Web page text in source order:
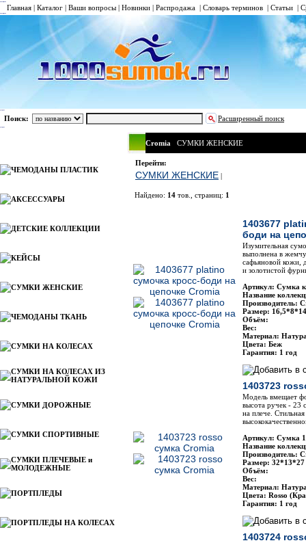
Главная | Каталог | Ваши вопросы | Новинки | Распродажа | Словарь терминов | Статьи |
Поиск: Расширенный поиск
ЧЕМОДАНЫ ПЛАСТИК
АКСЕССУАРЫ
ДЕТСКИЕ КОЛЛЕКЦИИ
КЕЙСЫ
СУМКИ ЖЕНСКИЕ
ЧЕМОДАНЫ ТКАНЬ
СУМКИ НА КОЛЕСАХ
СУМКИ НА КОЛЕСАХ ИЗ
НАТУРАЛЬНОЙ КОЖИ
СУМКИ ДОРОЖНЫЕ
СУМКИ СПОРТИВНЫЕ
СУМКИ ПЛЕЧЕВЫЕ и
МОЛОДЕЖНЫЕ
ПОРТПЛЕДЫ
ПОРТПЛЕДЫ НА КОЛЕСАХ
Cromia СУМКИ ЖЕНСКИЕ
Перейти:
СУМКИ ЖЕНСКИЕ |
Найдено: 14 тов., страниц: 1
1403677
боди на
Изумительная
выполнена в
сафьяновой кожи,
и золотистой
Артикул: Сумка
Название
Производитель:
Размер:
Объём:
Вес:
Материал:
Цвета: Беж
Гарантия: 1 год
1403723
Модель вмещает
высота ручек - 23
на плече.
Артикул: Сумка
Название
Производитель:
Размер: 32*13*27
Объём:
Вес:
Материал:
Цвета: Rosso
Гарантия: 1 год
1403724